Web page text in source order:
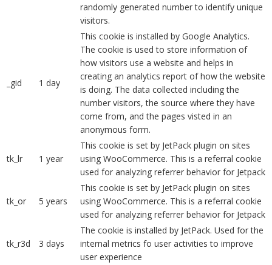
randomly generated number to identify unique
visitors.
_gid 1 day
This cookie is installed by Google Analytics.
The cookie is used to store information of
how visitors use a website and helps in
creating an analytics report of how the website
is doing. The data collected including the
number visitors, the source where they have
come from, and the pages visted in an
anonymous form.
tk_lr 1 year
This cookie is set by JetPack plugin on sites
using WooCommerce. This is a referral cookie
used for analyzing referrer behavior for Jetpack
tk_or 5 years
This cookie is set by JetPack plugin on sites
using WooCommerce. This is a referral cookie
used for analyzing referrer behavior for Jetpack
tk_r3d 3 days
The cookie is installed by JetPack. Used for the
internal metrics fo user activities to improve
user experience